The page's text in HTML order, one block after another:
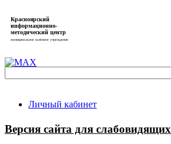
Красноярский
информационно-
методический центр
муниципальное казённое учреждение
Личный кабинет
Версия сайта для слабовидящих